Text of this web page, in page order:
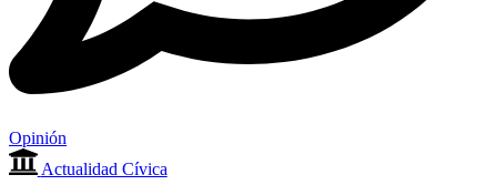
Opinión
Actualidad Cívica